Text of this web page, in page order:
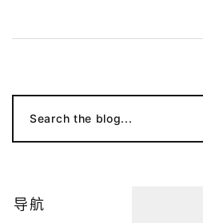
Search the blog...
导航